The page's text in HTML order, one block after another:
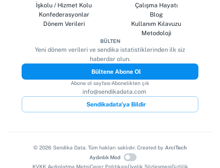
İşkolu / Hizmet Kolu
Konfederasyonlar
Dönem Verileri
Çalışma Hayatı
Blog
Kullanım Kılavuzu
Metodoloji
BÜLTEN
Yeni dönem verileri ve sendika istatistiklerinden ilk siz
haberdar olun.
Bültene Abone Ol
Abone ol sayfası·Abonelikten çık
info@sendikadata.com
Sendikadata'ya Bildir
© 2026 Sendika Data. Tüm hakları saklıdır. Created by ArciTech
Aydınlık Mod
KVKK Aydınlatma MetniÇerez PolitikasıÜyelik SözleşmesiGizlilik